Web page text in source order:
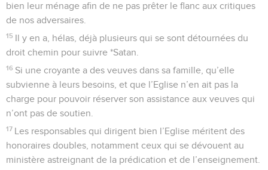
bien leur ménage afin de ne pas prêter le flanc aux critiques
de nos adversaires.
15 Il y en a, hélas, déjà plusieurs qui se sont détournées du
droit chemin pour suivre *Satan.
16 Si une croyante a des veuves dans sa famille, qu’elle
subvienne à leurs besoins, et que l’Eglise n’en ait pas la
charge pour pouvoir réserver son assistance aux veuves qui
n’ont pas de soutien.
17 Les responsables qui dirigent bien l’Eglise méritent des
honoraires doubles, notamment ceux qui se dévouent au
ministère astreignant de la prédication et de l’enseignement.